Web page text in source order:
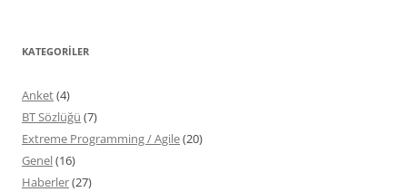
KATEGORILER
Anket(4)
BT Sözlüğü (7)
Extreme Programming / Agile(20)
Genel(16)
Haberler(27)